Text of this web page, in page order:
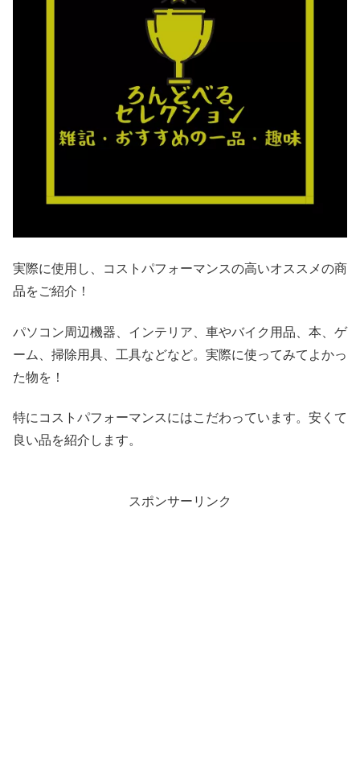
実際に使用し、コストパフォーマンスの高いオススメの商
品をご紹介！
パソコン周辺機器、インテリア、車やバイク用品、本、ゲ
ーム、掃除用具、工具などなど。実際に使ってみてよかっ
た物を！
特にコストパフォーマンスにはこだわっています。安くて
良い品を紹介します。
スポンサーリンク